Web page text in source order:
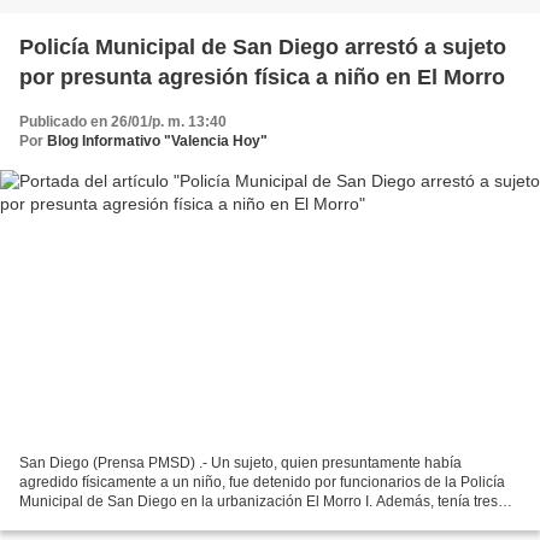
Policía Municipal de San Diego arrestó a sujeto
por presunta agresión física a niño en El Morro
Publicado en 26/01/p. m. 13:40
Por Blog Informativo "Valencia Hoy"
San Diego (Prensa PMSD) .- Un sujeto, quien presuntamente había
agredido físicamente a un niño, fue detenido por funcionarios de la Policía
Municipal de San Diego en la urbanización El Morro I. Además, tenía tres